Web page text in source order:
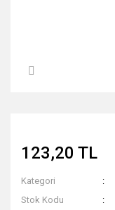
123,20 TL
Kategori
Stok Kodu